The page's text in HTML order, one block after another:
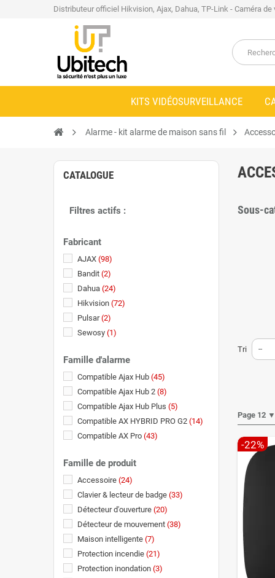
Distributeur officiel Hikvision, Ajax, Dahua, TP-Link - Caméra
KITS VIDÉOSURVEILLANCE
Alarme - kit alarme de maison sans fil
Sous-
Tri --
Page 12 ▼
-22%
CATALOGUE
Filtres actifs :
Fabricant
AJAX (98)
Bandit (2)
Dahua (24)
Hikvision (72)
Pulsar(2)
Sewosy (1)
Famille d'alarme
Compatible Ajax Hub (45)
Compatible Ajax Hub 2 (8)
Compatible Ajax Hub Plus (5)
Compatible AX HYBRID PRO G2 (14)
Compatible AX Pro (43)
Famille de produit
Accessoire (24)
Clavier & lecteur de badge (33)
Détecteur d'ouverture (20)
Détecteur de mouvement (38)
Maison intelligente (7)
Protection incendie (21)
Protection inondation (3)